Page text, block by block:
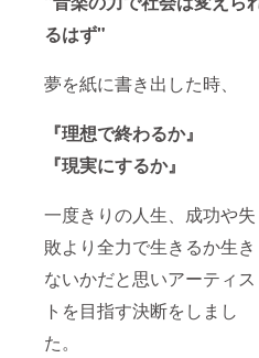
るはず"
夢を紙に書き出した時、
『理想で終わるか』
『現実にするか』
一度きりの人生、成功や失
敗より全力で生きるか生き
ないかだと思いアーティス
トを目指す決断をしまし
た。